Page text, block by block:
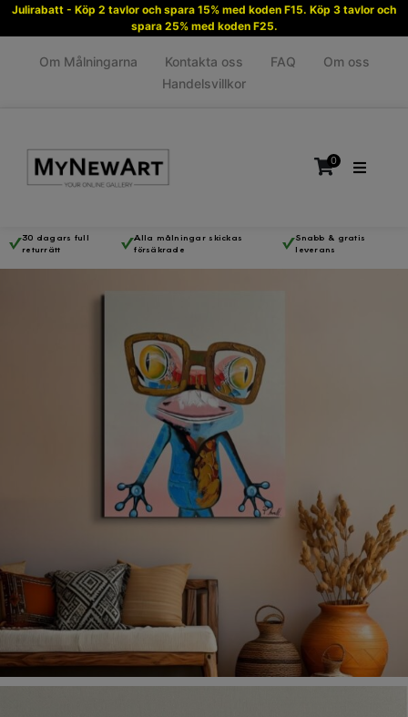
Julirabatt - Köp 2 tavlor och spara 15% med koden F15. Köp 3 tavlor och
spara 25% med koden F25.
Om Målningarna Kontakta oss FAQ
Om oss
Handelsvillkor
0
Inga produkter i varukorgen.
30 dagars full
returrätt
Alla målningar skickas
försäkrade
Snabb & gratis
leverans